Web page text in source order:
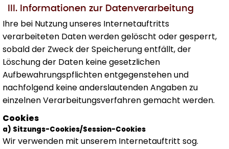
III. Informationen zur Datenverarbeitung
Ihre bei Nutzung unseres Internetauftritts
verarbeiteten Daten werden gelöscht oder gesperrt,
sobald der Zweck der Speicherung entfällt, der
Löschung der Daten keine gesetzlichen
Aufbewahrungspflichten entgegenstehen und
nachfolgend keine anderslautenden Angaben zu
einzelnen Verarbeitungsverfahren gemacht werden.
Cookies
a) Sitzungs-Cookies/Session-Cookies
Wir verwenden mit unserem Internetauftritt sog.